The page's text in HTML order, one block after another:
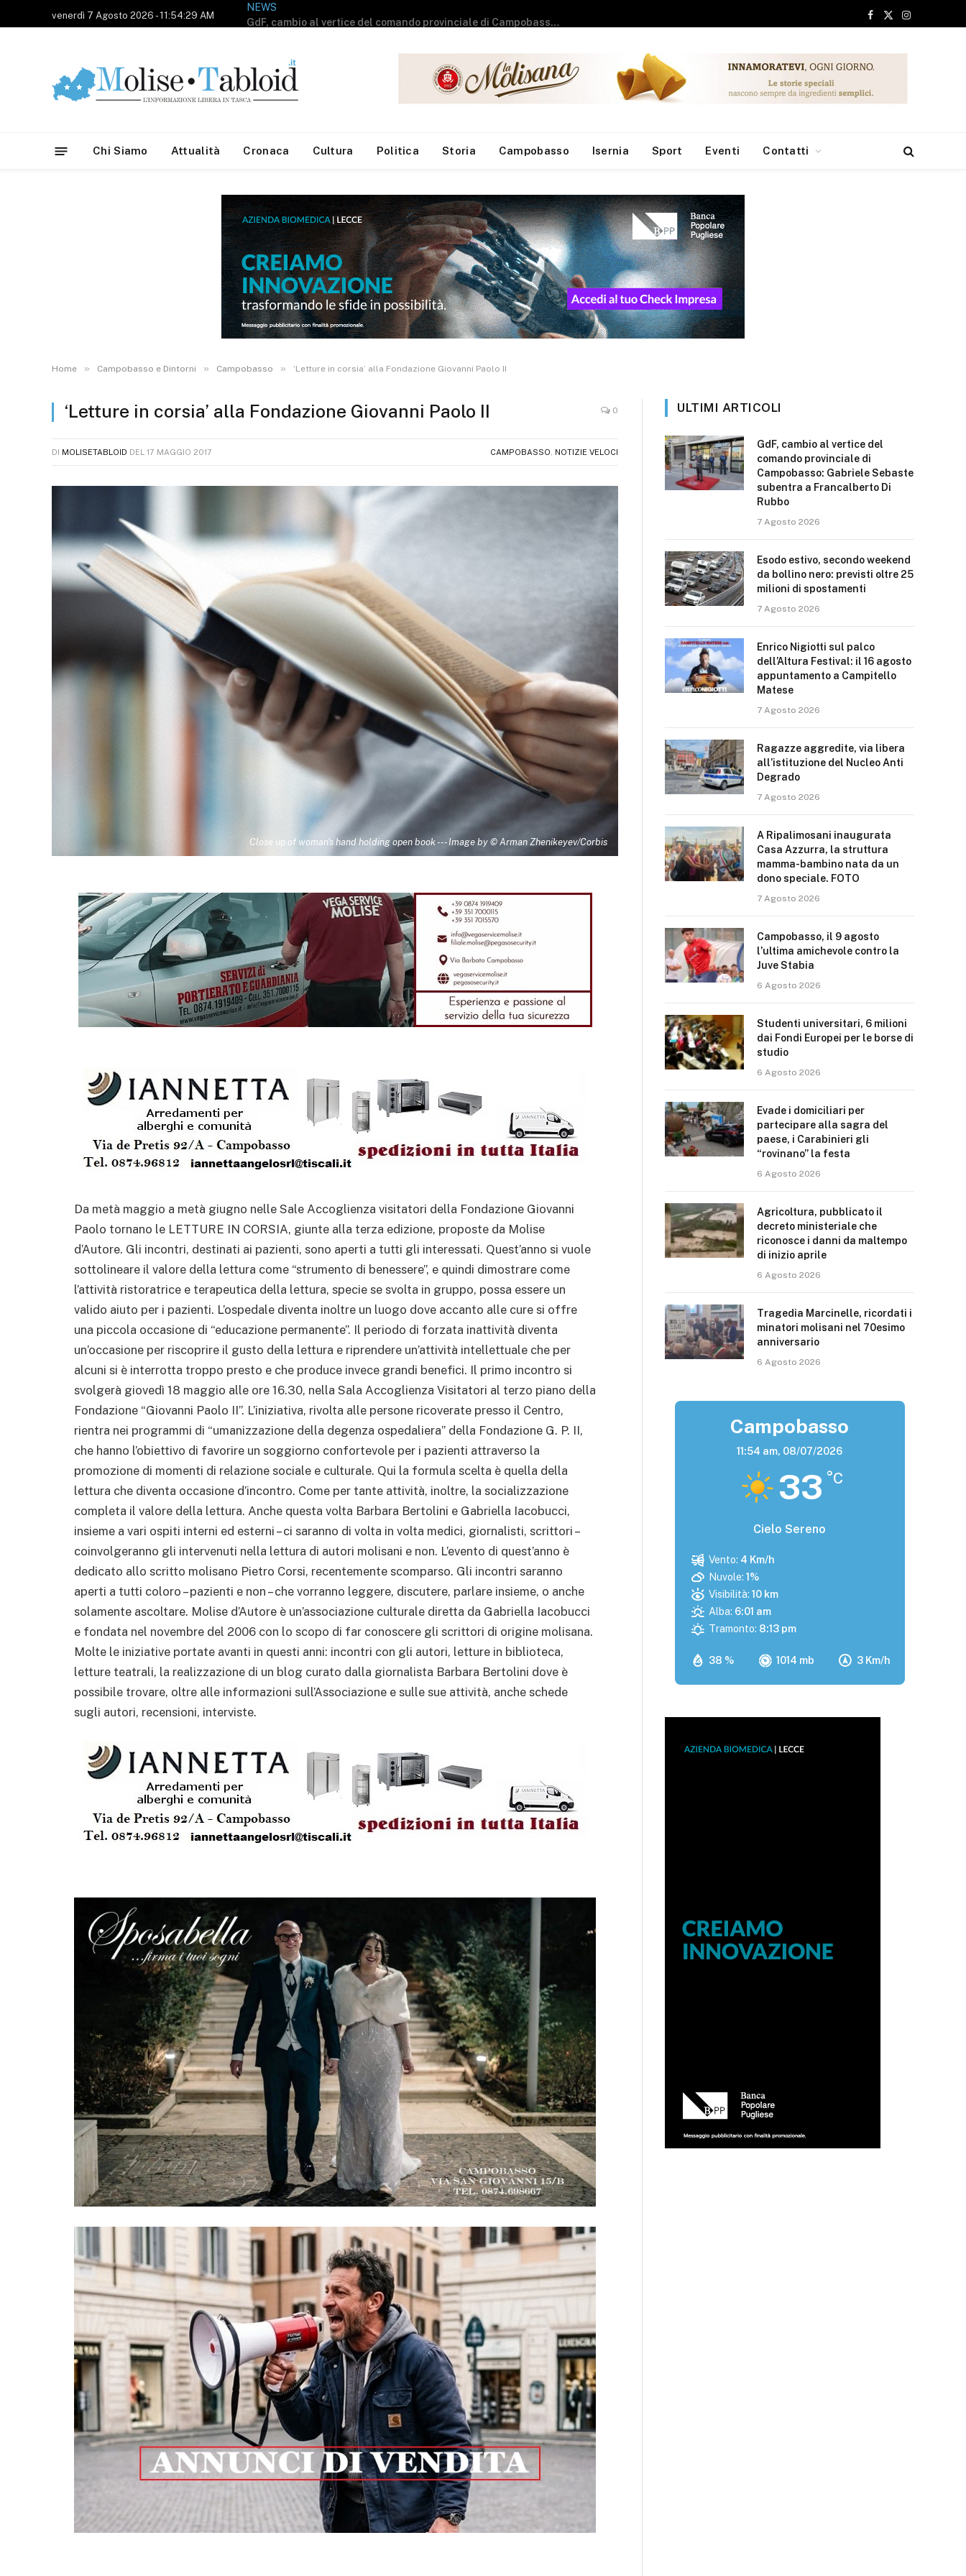
venerdì 7 Agosto 2026 - 11:54:29 AM NEWS
Facebook
X
Instagram
Chi Siamo Attualità Cronaca Cultura Politica Storia Campobasso Isernia Sport Eventi Contatti
Home » Campobasso e Dintorni » Campobasso » ‘Letture in corsia’ alla Fondazione Giovanni Paolo II
‘Letture in corsia’ alla Fondazione Giovanni Paolo II 0
DI MOLISETABLOID DEL 17 MAGGIO 2017 CAMPOBASSO NOTIZIE VELOCI
Close up of woman's hand holding open book --- Image by © Arman Zhenikeyev/Corbis
Da metà maggio a metà giugno nelle Sale Accoglienza visitatori della Fondazione Giovanni
Paolo tornano le LETTURE IN CORSIA, giunte alla terza edizione, proposte da Molise
d’Autore. Gli incontri, destinati ai pazienti, sono aperti a tutti gli interessati. Quest’anno si vuole
sottolineare il valore della lettura come “strumento di benessere”, e quindi dimostrare come
l’attività ristoratrice e terapeutica della lettura, specie se svolta in gruppo, possa essere un
valido aiuto per i pazienti. L’ospedale diventa inoltre un luogo dove accanto alle cure si offre
una piccola occasione di “educazione permanente”. Il periodo di forzata inattività diventa
un’occasione per riscoprire il gusto della lettura e riprendere un’attività intellettuale che per
alcuni si è interrotta troppo presto e che produce invece grandi benefici. Il primo incontro si
svolgerà giovedì 18 maggio alle ore 16.30, nella Sala Accoglienza Visitatori al terzo piano della
Fondazione “Giovanni Paolo II”. L’iniziativa, rivolta alle persone ricoverate presso il Centro,
rientra nei programmi di “umanizzazione della degenza ospedaliera” della Fondazione G. P. II,
che hanno l’obiettivo di favorire un soggiorno confortevole per i pazienti attraverso la
promozione di momenti di relazione sociale e culturale. Qui la formula scelta è quella della
lettura che diventa occasione d’incontro. Come per tante attività, inoltre, la socializzazione
completa il valore della lettura. Anche questa volta Barbara Bertolini e Gabriella Iacobucci,
insieme a vari ospiti interni ed esterni – ci saranno di volta in volta medici, giornalisti, scrittori –
coinvolgeranno gli intervenuti nella lettura di autori molisani e non. L’evento di quest’anno è
dedicato allo scritto molisano Pietro Corsi, recentemente scomparso. Gli incontri saranno
aperti a tutti coloro – pazienti e non – che vorranno leggere, discutere, parlare insieme, o anche
solamente ascoltare. Molise d’Autore è un’associazione culturale diretta da Gabriella Iacobucci
e fondata nel novembre del 2006 con lo scopo di far conoscere gli scrittori di origine molisana.
Molte le iniziative portate avanti in questi anni: incontri con gli autori, letture in biblioteca,
letture teatrali, la realizzazione di un blog curato dalla giornalista Barbara Bertolini dove è
possibile trovare, oltre alle informazioni sull’Associazione e sulle sue attività, anche schede
sugli autori, recensioni, interviste.
ULTIMI ARTICOLI
GdF, cambio al vertice del
comando provinciale di
Campobasso: Gabriele Sebaste
subentra a Francalberto Di
Rubbo
7 Agosto 2026
Esodo estivo, secondo weekend
da bollino nero: previsti oltre 25
milioni di spostamenti
7 Agosto 2026
Enrico Nigiotti sul palco
dell’Altura Festival: il 16 agosto
appuntamento a Campitello
Matese
7 Agosto 2026
Ragazze aggredite, via libera
all’istituzione del Nucleo Anti
Degrado
7 Agosto 2026
A Ripalimosani inaugurata
Casa Azzurra, la struttura
mamma-bambino nata da un
dono speciale. FOTO
7 Agosto 2026
Campobasso, il 9 agosto
l’ultima amichevole contro la
Juve Stabia
6 Agosto 2026
Studenti universitari, 6 milioni
dai Fondi Europei per le borse di
studio
6 Agosto 2026
Evade i domiciliari per
partecipare alla sagra del
paese, i Carabinieri gli
“rovinano” la festa
6 Agosto 2026
Agricoltura, pubblicato il
decreto ministeriale che
riconosce i danni da maltempo
di inizio aprile
6 Agosto 2026
Tragedia Marcinelle, ricordati i
minatori molisani nel 70esimo
anniversario
6 Agosto 2026
Campobasso
11:54 am, 08/07/2026
33 °C
Cielo Sereno
38 % 1014 mb 3 Km/h
Vento: 4 Km/h
Nuvole: 1%
Visibilità: 10 km
Alba: 6:01 am
Tramonto: 8:13 pm